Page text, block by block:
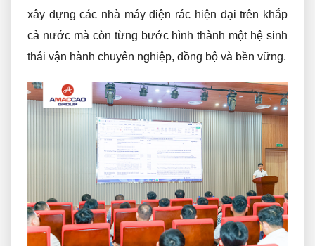
xây dựng các nhà máy điện rác hiện đại trên khắp
cả nước mà còn từng bước hình thành một hệ sinh
thái vận hành chuyên nghiệp, đồng bộ và bền vững.